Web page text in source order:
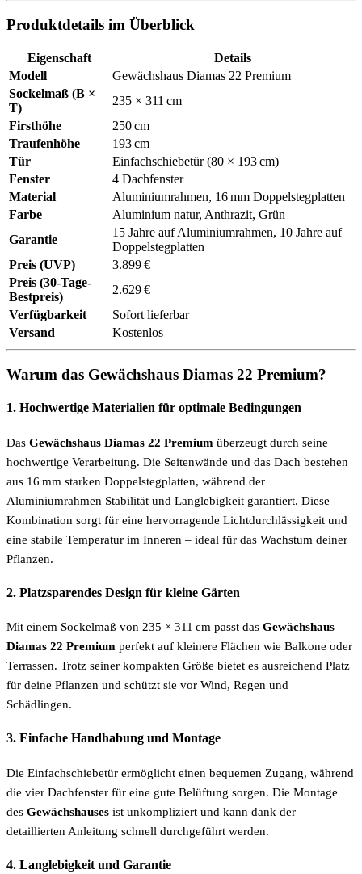
Produktdetails im Überblick
Eigenschaft
Details
Modell
Gewächshaus Diamas 22 Premium
Sockelmaß (B ×
T)
235 × 311 cm
Firsthöhe
250 cm
Traufenhöhe
193 cm
Tür
Einfachschiebetür (80 × 193 cm)
Fenster
4 Dachfenster
Material
Aluminiumrahmen, 16 mm Doppelstegplatten
Farbe
Aluminium natur, Anthrazit, Grün
Garantie
15 Jahre auf Aluminiumrahmen, 10 Jahre auf
Doppelstegplatten
Preis (UVP)
3.899 €
Preis (30-Tage-
Bestpreis)
2.629 €
Verfügbarkeit
Sofort lieferbar
Versand
Kostenlos
Warum das Gewächshaus Diamas 22 Premium?
1. Hochwertige Materialien für optimale Bedingungen
Das Gewächshaus Diamas 22 Premium überzeugt durch seine
hochwertige Verarbeitung. Die Seitenwände und das Dach bestehen
aus 16 mm starken Doppelstegplatten, während der
Aluminiumrahmen Stabilität und Langlebigkeit garantiert. Diese
Kombination sorgt für eine hervorragende Lichtdurchlässigkeit und
eine stabile Temperatur im Inneren – ideal für das Wachstum deiner
Pflanzen.
2. Platzsparendes Design für kleine Gärten
Mit einem Sockelmaß von 235 × 311 cm passt das Gewächshaus
Diamas 22 Premium perfekt auf kleinere Flächen wie Balkone oder
Terrassen. Trotz seiner kompakten Größe bietet es ausreichend Platz
für deine Pflanzen und schützt sie vor Wind, Regen und
Schädlingen.
3. Einfache Handhabung und Montage
Die Einfachschiebetür ermöglicht einen bequemen Zugang, während
die vier Dachfenster für eine gute Belüftung sorgen. Die Montage
des Gewächshauses ist unkompliziert und kann dank der
detaillierten Anleitung schnell durchgeführt werden.
4. Langlebigkeit und Garantie